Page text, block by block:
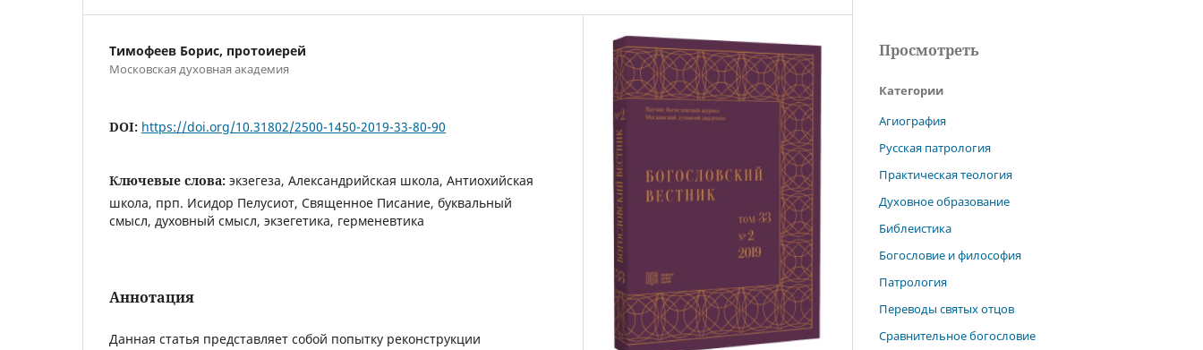
Тимофеев Борис, протоиерей
Московская духовная академия
DOI: https://doi.org/10.31802/2500-1450-2019-33-80-90
Ключевые слова: экзегеза, Александрийская школа, Антиохийская
школа, прп. Исидор Пелусиот, Священное Писание, буквальный
смысл, духовный смысл, экзегетика, герменевтика
Аннотация
Данная статья представляет собой попытку реконструкции
Просмотреть
Категории
Агиография
Русская патрология
Практическая теология
Духовное образование
Библеистика
Богословие и философия
Патрология
Переводы святых отцов
Сравнительное богословие